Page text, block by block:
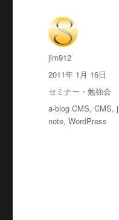
投
稿
jim912
投
稿
日:
2011年 1月 16日
カ
テ
セミナー・勉強会
タ
グ
a-blog CMS,CMS,
note,WordPress